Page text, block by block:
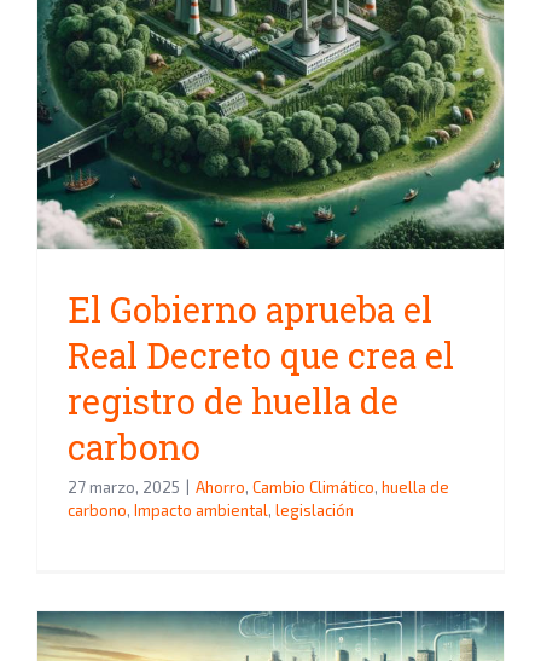
El Gobierno aprueba el Real
Decreto que crea el registro de
huella de carbono
El Gobierno aprueba el
Real Decreto que crea el
registro de huella de
carbono
27 marzo, 2025 Ahorro, Cambio Climático, huella de
carbono, Impacto ambiental, legislación